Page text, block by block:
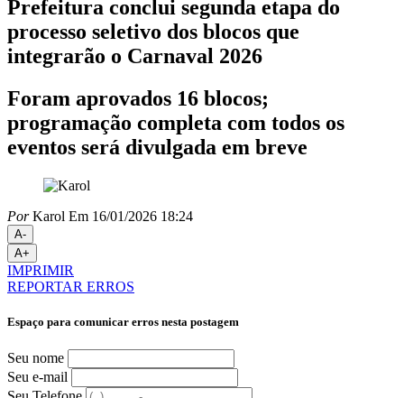
Prefeitura conclui segunda etapa do
processo seletivo dos blocos que
integrarão o Carnaval 2026
Foram aprovados 16 blocos;
programação completa com todos os
eventos será divulgada em breve
PorKarol Em 16/01/2026 18:24
A-
A+
IMPRIMIR
REPORTAR ERROS
Espaço para comunicar erros nesta postagem
Seu nome
Seu e-mail